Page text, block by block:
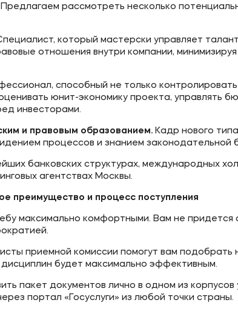
рассмотреть несколько
который мастерски управляет
отношения внутри компании,
способный не только
юнит-экономику проекта, управлять
инвесторами.
и правовым образованием. Кадр нового
процессов и знанием законодательной
банковских структурах, международных
агентствах Москвы.
преимущество и процесс поступления
максимально комфортными. Вам не придется
приемной комиссии помогут вам подобрать
будет максимально эффективным.
пакет документов лично в одном из корпусов
портал «Госуслуги» из любой точки страны.